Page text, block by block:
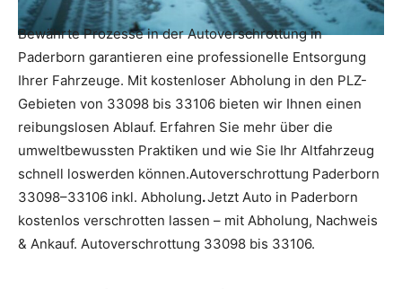
Bewährte Prozesse in der Autoverschrottung in
Paderborn garantieren eine professionelle Entsorgung
Ihrer Fahrzeuge. Mit kostenloser Abholung in den PLZ-
Gebieten von 33098 bis 33106 bieten wir Ihnen einen
reibungslosen Ablauf. Erfahren Sie mehr über die
umweltbewussten Praktiken und wie Sie Ihr Altfahrzeug
schnell loswerden können.Autoverschrottung Paderborn
33098–33106 inkl. Abholung.Jetzt Auto in Paderborn
kostenlos verschrotten lassen – mit Abholung, Nachweis
& Ankauf. Autoverschrottung 33098 bis 33106.